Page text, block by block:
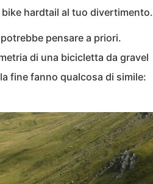
hardtail al tuo divertimento.
pensare a priori.
di una bicicletta da gravel
fine fanno qualcosa di simile: